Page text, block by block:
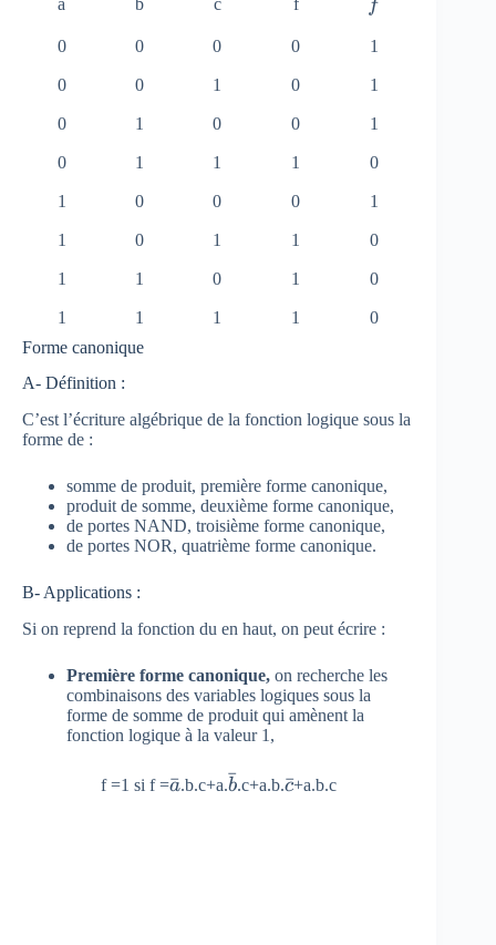
a
r
f
}
f
0 0 0 0 1
0 0 1 0 1
0 1 0 0 1
0 1 1 1 0
1 0 0 0 1
1 0 1 1 0
1 1 0 1 0
1 1 1 1
0
Forme canonique
A- Définition :
C’est l’écriture algébrique de la fonction logique sous la
forme de :
somme de produit, première forme canonique,
produit de somme, deuxième forme canonique,
de portes NAND, troisième forme canonique,
de portes NOR, quatrième forme canonique.
B- Applications :
Si on reprend la fonction du en haut, on peut écrire :
Première forme canonique, on recherche les
combinaisons des variables logiques sous la
forme de somme de produit qui amènent la
fonction logique à la valeur 1,
f =1 si f =\bar
a
ˉ.b.c+a.\bar
b
ˉ.c+a.b.\bar
c
ˉ+a.b.c